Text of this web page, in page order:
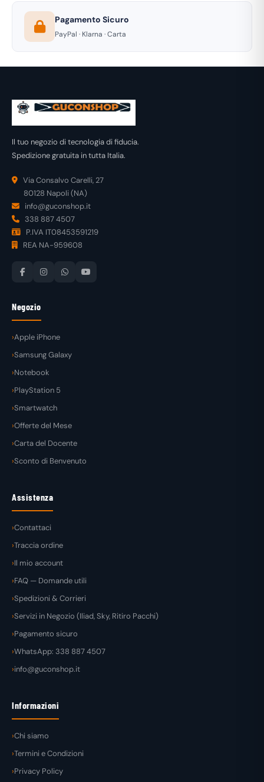
Pagamento Sicuro
PayPal · Klarna · Carta
Il tuo negozio di tecnologia di fiducia.
Spedizione gratuita in tutta Italia.
Via Consalvo Carelli, 27
80128 Napoli (NA)
info@guconshop.it
338 887 4507
P.IVA IT08453591219
REA NA-959608
Negozio
Apple iPhone
Samsung Galaxy
Notebook
PlayStation 5
Smartwatch
Offerte del Mese
Carta del Docente
Sconto di Benvenuto
Assistenza
Contattaci
Traccia ordine
Il mio account
FAQ — Domande utili
Spedizioni & Corrieri
Servizi in Negozio (Iliad, Sky, Ritiro Pacchi)
Pagamento sicuro
WhatsApp: 338 887 4507
info@guconshop.it
Informazioni
Chi siamo
Termini e Condizioni
Privacy Policy